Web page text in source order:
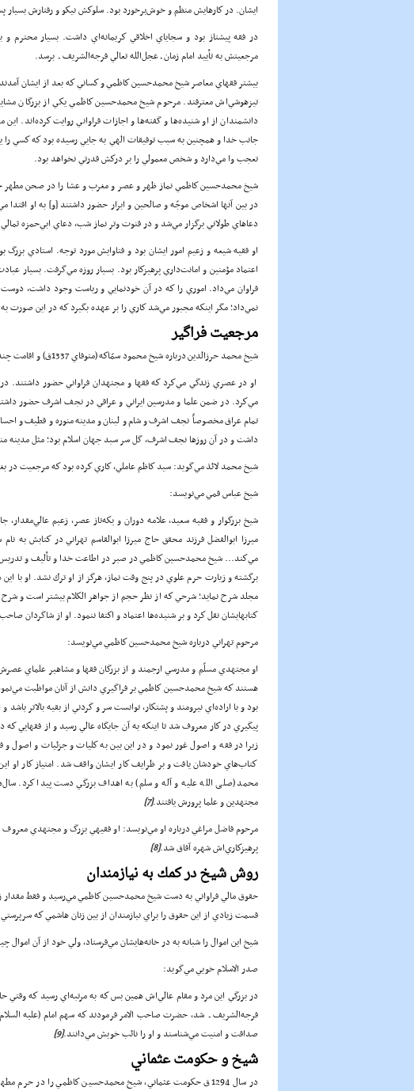
ايشان. در كارهايش منظم و خوش‌برخورد بود. سلوكش نيكو و رفتارش بسيار
در فقه پيشتاز بود و سجاياي اخلاقي كريمانه‌اي داشت. بسيار محترم و
مرجعيتش به تأييد امام زمان ـ عجل‌الله تعالي فرجه‌الشريف ـ برسد.
بيشتر فقهاي معاصر شيخ محمدحسين كاظمي و كساني كه بعد از ايشان
تيزهوشي‌اش معترفند. مرحوم شيخ محمدحسين كاظمي يكي از بزرگان
دانشمندان از او شنيده‌ها و گفته‌ها و اجازات فراواني روايت كرده‌اند.
جانب خدا و همچنين به سبب توفيقات الهي به جايي رسيده بود كه كسي را
تعجب وا مي‌دارد و شخص معمولي را بر دركش قدرتي نخواهد بود.
شيخ محمدحسين كاظمي نماز ظهر و عصر و مغرب و عشا را در صحن مطهر حرم
در بين آنها اشخاص موجّه و صالحين و ابرار حضور داشتند [و] به او اقتدا
دعاهاي طولاني برگزار مي‌شد و در قنوت وتر نماز شب، دعاي ابي‌حمزه
او فقيه شيعه و زعيم امور ايشان بود و فتاوايش مورد توجه. استادي
اعتماد مؤمنين و امانت‌داري پرهيزكار بود. بسيار روزه مي‌گرفت. بسيار
فراوان مي‌داد. اموري را كه در آن خودنمايي و رياست وجود داشت،
نمي‌داد؛ مگر اينكه مجبور مي‌شد كاري را بر عهده بگيرد كه در اين صورت
مرجعيت فراگير
شيخ محمد حرزالدين درباره‌ شيخ محمود سمّاكه (متوفاي 1337ق) و اقامت چند ساله‌اش در نجف مي‌نويسد:
او در عصري زندگي مي‌كرد كه فقها و مجتهدان فراواني حضور داشتند.
مي‌كرد. در ضمن علما و مدرسين ايراني و عراقي در نجف اشرف حضور
داشت و در آن روزها نجف اشرف، گل سر سبد جهان اسلام بود؛ مثل مدينه
شيخ محمد لائذ مي‌گويد: سيد كاظم عاملي، كاري كرده بود كه مرجعيت در
شيخ عباس قمي مي‌نويسد:
شيخ بزرگوار و فقيه سعيد، علامه دوران و يكه‌تاز عصر، زعيم
ميرزا ابوالفضل فرزند محقق حاج ميرزا ابوالقاسم تهراني در كتابش به
مي‌كند... شيخ محمدحسين كاظمي در صبر در اطاعت خدا و تأليف و تدريس
برگشته و زيارت حرم علوي در پنج وقت نماز، هرگز از او ترك نشد. او با
مجلد شرح نمايد؛ شرحي كه از نظر حجم از جواهر الكلام بيشتر است و شرح
كتابهايشان نقل كرد و بر شنيده‌ها اعتماد و اكتفا ننمود. او از شاگردان
مرحوم تهراني درباره شيخ محمدحسين كاظمي مي‌نويسد:
او مجتهدي مسلّم و مدرسي ارجمند و از بزرگان فقها و مشاهير علماي عصرش
هستند كه شيخ محمدحسين كاظمي بر فراگيري دانش از آنان مواظبت
بود و با اراده‌اي نيرومند و پشتكار، توانست سر و گردني از بقيه بالاتر
پيگيري در كار معروف شد تا اينكه به آن جايگاه عالي رسيد و از فقهايي
زيرا در فقه و اصول غور نمود و در اين بين به كليات و جزئيات و اصول و
كتاب‌هاي خودشان يافت و بر ظرايف كار ايشان واقف شد. امتياز كار او
محمد (صلی الله علیه و آله و سلم) به اهداف بزرگي دست پيدا كرد.
مجتهدين و علما پرورش يافتند.[7]
مرحوم فاضل مراغي درباره او مي‌نويسد: او فقيهي بزرگ و مجتهدي
پرهيزكاري‌اش شهره آفاق شد.[8]
روش شيخ در كمك به نيازمندان
حقوق مالي فراواني به دست شيخ محمدحسين كاظمي مي‌رسيد و فقط مقدار
قسمت زيادي از اين حقوق را براي نيازمندان از بين زنان هاشمي كه
شيخ اين اموال را شبانه به در خانه‌هايشان مي‌فرستاد، ولي خود از آن
صدر الاسلام خويي مي‌گويد:
در بزرگي اين مرد و مقام عالي‌اش همين بس كه به مرتبه‌اي رسيد كه وقتي
فرجه‌الشريف ـ شد، حضرت صاحب الامر فرمودند كه سهم امام (علیه
صداقت و امنيت مي‌شناسند و او را نائب خويش مي‌دانند.[9]
شيخ و حكومت عثماني
در سال 1294ق حكومت عثماني، شيخ محمدحسين كاظمي را در